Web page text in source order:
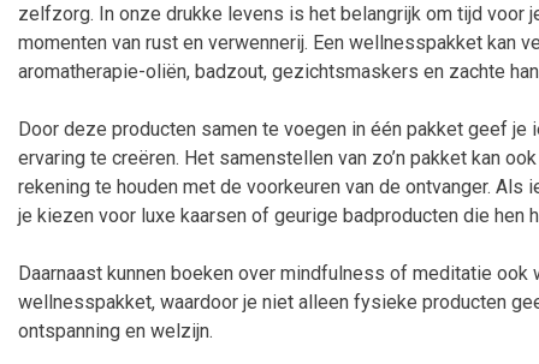
zelfzorg. In onze drukke levens is het belangrijk om tijd voor
momenten van rust en verwennerij. Een wellnesspakket kan
aromatherapie-oliën, badzout, gezichtsmaskers en zachte
Door deze producten samen te voegen in één pakket geef je
ervaring te creëren. Het samenstellen van zo’n pakket kan
rekening te houden met de voorkeuren van de ontvanger. Als
je kiezen voor luxe kaarsen of geurige badproducten die hen
Daarnaast kunnen boeken over mindfulness of meditatie ook
wellnesspakket, waardoor je niet alleen fysieke producten
ontspanning en welzijn.